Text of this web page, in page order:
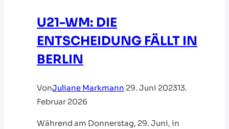
U21-WM: DIE
ENTSCHEIDUNG FÄLLT IN
BERLIN
VonJuliane Markmann 29. Juni 202313.
Februar 2026
Während am Donnerstag, 29. Juni, in